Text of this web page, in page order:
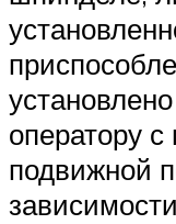
оператору
подвижной